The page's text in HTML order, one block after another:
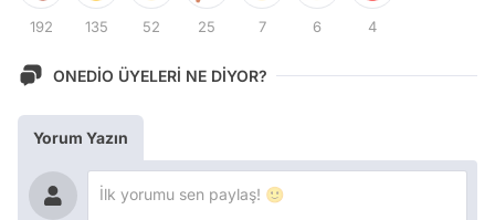
192 135 52 25 7 6 4
ONEDİO ÜYELERİ NE DİYOR?
Yorum Yazın